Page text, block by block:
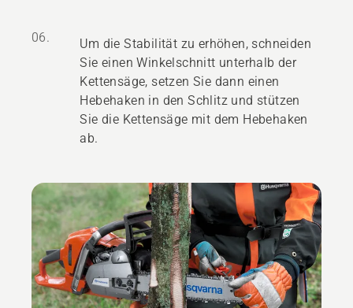
06.
Um die Stabilität zu erhöhen, schneiden
Sie einen Winkelschnitt unterhalb der
Kettensäge, setzen Sie dann einen
Hebehaken in den Schlitz und stützen
Sie die Kettensäge mit dem Hebehaken
ab.